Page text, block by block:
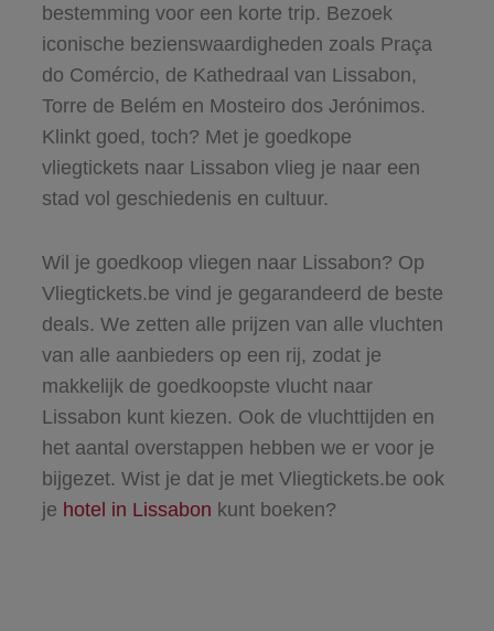
bestemming voor een korte trip. Bezoek
iconische bezienswaardigheden zoals Praça
do Comércio, de Kathedraal van Lissabon,
Torre de Belém en Mosteiro dos Jerónimos.
Klinkt goed, toch? Met je goedkope
vliegtickets naar Lissabon vlieg je naar een
stad vol geschiedenis en cultuur.
Wil je goedkoop vliegen naar Lissabon? Op
Vliegtickets.be vind je gegarandeerd de beste
deals. We zetten alle prijzen van alle vluchten
van alle aanbieders op een rij, zodat je
makkelijk de goedkoopste vlucht naar
Lissabon kunt kiezen. Ook de vluchttijden en
het aantal overstappen hebben we er voor je
bijgezet. Wist je dat je met Vliegtickets.be ook
je hotel in Lissabon kunt boeken?